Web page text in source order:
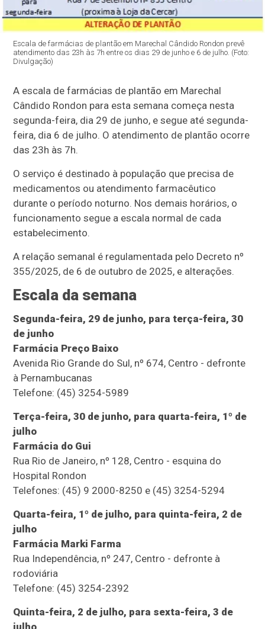
Escala de farmácias de plantão em Marechal Cândido Rondon prevê
atendimento das 23h às 7h entre os dias 29 de junho e 6 de julho. (Foto:
Divulgação)
A escala de farmácias de plantão em Marechal
Cândido Rondon para esta semana começa nesta
segunda-feira, dia 29 de junho, e segue até segunda-
feira, dia 6 de julho. O atendimento de plantão ocorre
das 23h às 7h.
O serviço é destinado à população que precisa de
medicamentos ou atendimento farmacêutico
durante o período noturno. Nos demais horários, o
funcionamento segue a escala normal de cada
estabelecimento.
A relação semanal é regulamentada pelo Decreto nº
355/2025, de 6 de outubro de 2025, e alterações.
Escala da semana
Segunda-feira, 29 de junho, para terça-feira, 30
de junho
Farmácia Preço Baixo
Avenida Rio Grande do Sul, nº 674, Centro - defronte
à Pernambucanas
Telefone: (45) 3254-5989
Terça-feira, 30 de junho, para quarta-feira, 1º de
julho
Farmácia do Gui
Rua Rio de Janeiro, nº 128, Centro - esquina do
Hospital Rondon
Telefones: (45) 9 2000-8250 e (45) 3254-5294
Quarta-feira, 1º de julho, para quinta-feira, 2 de
julho
Farmácia Marki Farma
Rua Independência, nº 247, Centro - defronte à
rodoviária
Telefone: (45) 3254-2392
Quinta-feira, 2 de julho, para sexta-feira, 3 de